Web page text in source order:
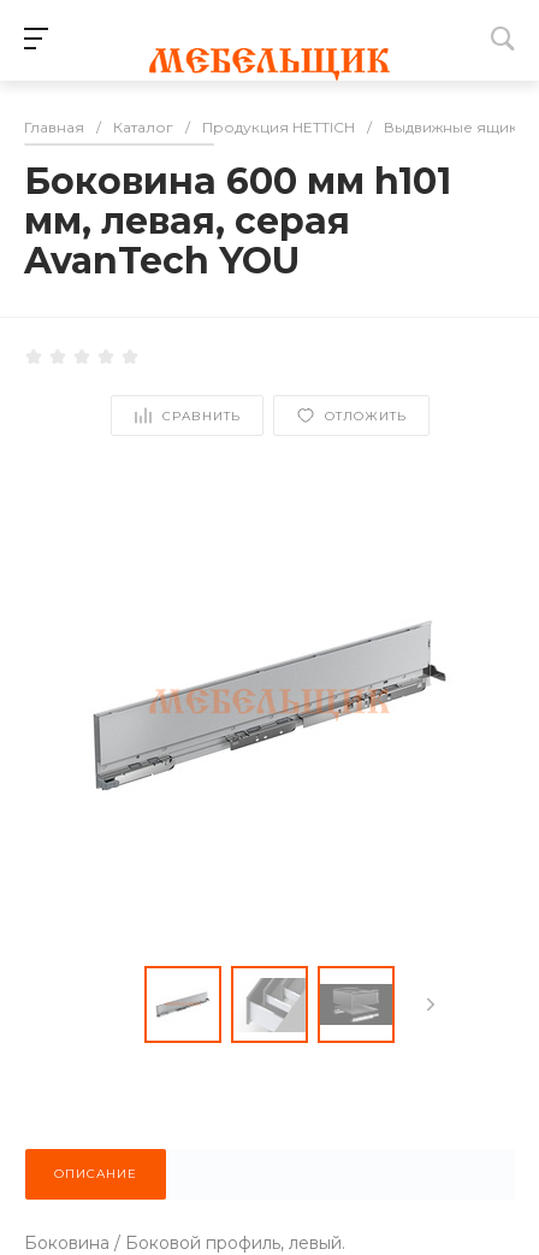
Главная / Каталог / Продукция HETTICH / Выдвижные ящики
Боковина 600 мм h101
мм, левая, серая
AvanTech YOU
СРАВНИТЬ ОТЛОЖИТЬ
ОПИСАНИЕ
Боковина / Боковой профиль, левый.